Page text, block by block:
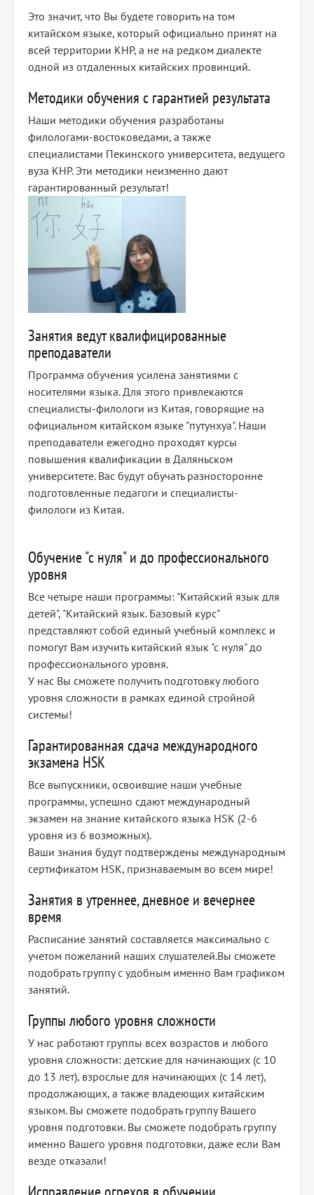
Это значит, что Вы будете говорить на том
китайском языке, который официально принят на
всей территории КНР, а не на редком диалекте
одной из отдаленных китайских провинций.
Методики обучения с гарантией результата
Наши методики обучения разработаны
филологами-востоковедами, а также
специалистами Пекинского университета, ведущего
вуза КНР. Эти методики неизменно дают
гарантированный результат!
Занятия ведут квалифицированные
преподаватели
Программа обучения усилена занятиями с
носителями языка. Для этого привлекаются
специалисты-филологи из Китая, говорящие на
официальном китайском языке "путунхуа". Наши
преподаватели ежегодно проходят курсы
повышения квалификации в Даляньском
университете. Вас будут обучать разносторонне
подготовленные педагоги и специалисты-
филологи из Китая.
Обучение "с нуля" и до профессионального
уровня
Все четыре наши программы: "Китайский язык для
детей", "Китайский язык. Базовый курс"
представляют собой единый учебный комплекс и
помогут Вам изучить китайский язык "с нуля" до
профессионального уровня.
У нас Вы сможете получить подготовку любого
уровня сложности в рамках единой стройной
системы!
Гарантированная сдача международного
экзамена HSK
Все выпускники, освоившие наши учебные
программы, успешно сдают международный
экзамен на знание китайского языка HSK (2-6
уровня из 6 возможных).
Ваши знания будут подтверждены международным
сертификатом HSK, признаваемым во всем мире!
Занятия в утреннее, дневное и вечернее
время
Расписание занятий составляется максимально с
учетом пожеланий наших слушателей.Вы сможете
подобрать группу с удобным именно Вам графиком
занятий.
Группы любого уровня сложности
У нас работают группы всех возрастов и любого
уровня сложности: детские для начинающих (с 10
до 13 лет), взрослые для начинающих (с 14 лет),
продолжающих, а также владеющих китайским
языком. Вы сможете подобрать группу Вашего
уровня подготовки. Вы сможете подобрать группу
именно Вашего уровня подготовки, даже если Вам
везде отказали!